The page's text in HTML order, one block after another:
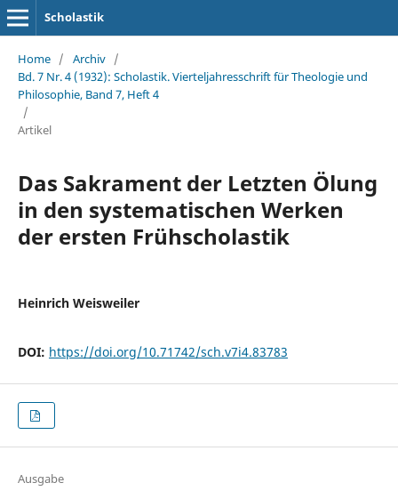
Scholastik
Home / Archiv /
Bd. 7 Nr. 4 (1932): Scholastik. Vierteljahresschrift für Theologie und
Philosophie, Band 7, Heft 4
/
Artikel
Das Sakrament der Letzten Ölung
in den systematischen Werken
der ersten Frühscholastik
Heinrich Weisweiler
DOI: https://doi.org/10.71742/sch.v7i4.83783
Ausgabe